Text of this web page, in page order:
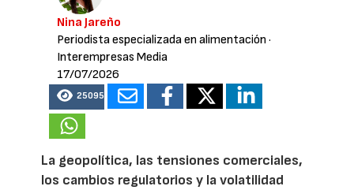
Nina Jareño
Periodista especializada en alimentación ·
Interempresas Media
17/07/2026
25095
La geopolítica, las tensiones comerciales,
los cambios regulatorios y la volatilidad